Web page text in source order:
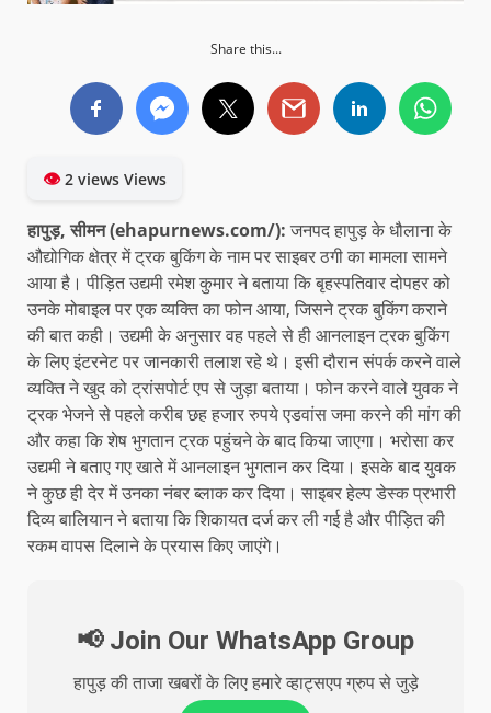
Share this...
👁2 views Views
हापुड़, सीमन (ehapurnews.com/): जनपद हापुड़ के धौलाना के
औद्योगिक क्षेत्र में ट्रक बुकिंग के नाम पर साइबर ठगी का मामला सामने
आया है। पीड़ित उद्यमी रमेश कुमार ने बताया कि बृहस्पतिवार दोपहर को
उनके मोबाइल पर एक व्यक्ति का फोन आया, जिसने ट्रक बुकिंग कराने
की बात कही। उद्यमी के अनुसार वह पहले से ही आनलाइन ट्रक बुकिंग
के लिए इंटरनेट पर जानकारी तलाश रहे थे। इसी दौरान संपर्क करने वाले
व्यक्ति ने खुद को ट्रांसपोर्ट एप से जुड़ा बताया। फोन करने वाले युवक ने
ट्रक भेजने से पहले करीब छह हजार रुपये एडवांस जमा करने की मांग की
और कहा कि शेष भुगतान ट्रक पहुंचने के बाद किया जाएगा। भरोसा कर
उद्यमी ने बताए गए खाते में आनलाइन भुगतान कर दिया। इसके बाद युवक
ने कुछ ही देर में उनका नंबर ब्लाक कर दिया। साइबर हेल्प डेस्क प्रभारी
दिव्य बालियान ने बताया कि शिकायत दर्ज कर ली गई है और पीड़ित की
रकम वापस दिलाने के प्रयास किए जाएंगे।
📢 Join Our WhatsApp Group
हापुड़ की ताजा खबरों के लिए हमारे व्हाट्सएप ग्रुप से जुड़े